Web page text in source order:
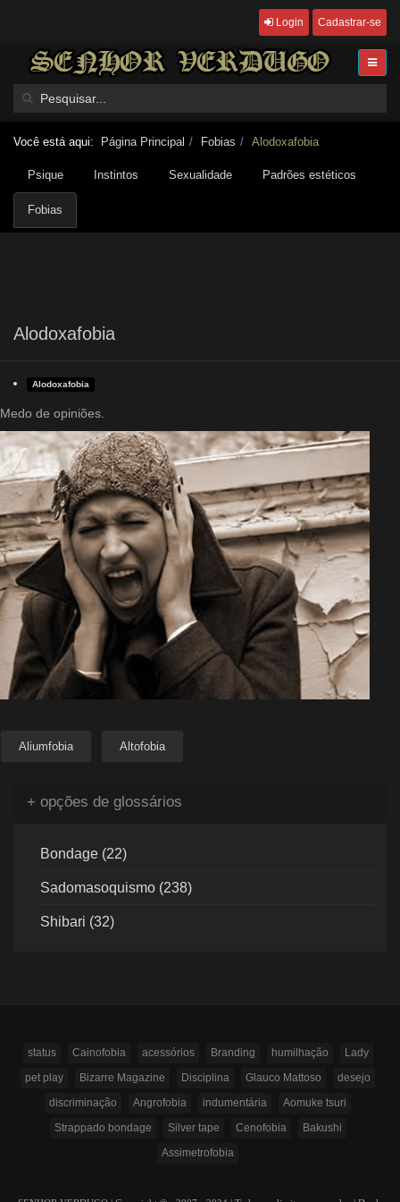
Login Cadastrar-se
Você está aqui: Página Principal Fobias Alodoxafobia
Psique Instintos Sexualidade Padrões estéticos
Fobias
Alodoxafobia
Alodoxafobia
Medo de opiniões.
Aliumfobia Altofobia
+ opções de glossários
Bondage (22)
Sadomasoquismo (238)
Shibari (32)
status Cainofobia acessórios Branding humilhação
Lady
pet play
Bizarre Magazine Disciplina Glauco Mattoso
desejo
discriminação
Angrofobia indumentária
Aomuke tsuri
Strappado bondage
Silver tape Cenofobia
Bakushi
Assimetrofobia